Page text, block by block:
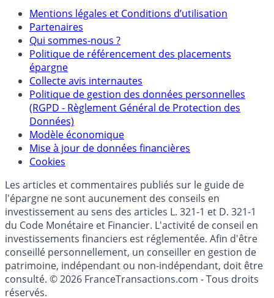
Mentions
Mentions légales et Conditions d’utilisation
Partenaires
Qui sommes-nous ?
Politique de référencement des placements
épargne
Collecte avis internautes
Politique de gestion des données personnelles
(RGPD - Règlement Général de Protection des
Données)
Modèle économique
Cookies
Les articles et commentaires publiés sur le guide de
l'épargne ne sont aucunement des conseils en
investissement au sens des articles L. 321-1 et D. 321-1
du Code Monétaire et Financier. L'activité de conseil en
investissements financiers est réglementée. Afin d'être
conseillé personnellement, un conseiller en gestion de
patrimoine, indépendant ou non-indépendant, doit être